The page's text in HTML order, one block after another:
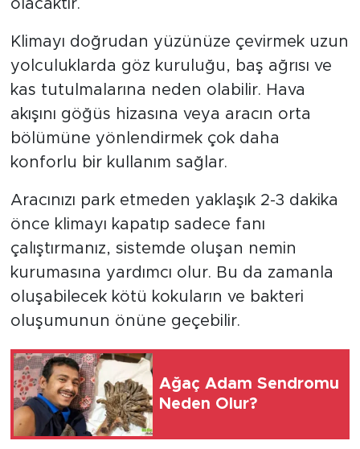
olacaktır.
Klimayı doğrudan yüzünüze çevirmek uzun
yolculuklarda göz kuruluğu, baş ağrısı ve
kas tutulmalarına neden olabilir. Hava
akışını göğüs hizasına veya aracın orta
bölümüne yönlendirmek çok daha
konforlu bir kullanım sağlar.
Aracınızı park etmeden yaklaşık 2-3 dakika
önce klimayı kapatıp sadece fanı
çalıştırmanız, sistemde oluşan nemin
kurumasına yardımcı olur. Bu da zamanla
oluşabilecek kötü kokuların ve bakteri
oluşumunun önüne geçebilir.
Ağaç Adam Sendromu
Neden Olur?